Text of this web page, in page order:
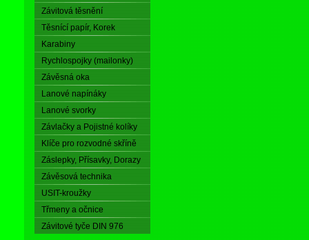
Závitová těsnění
Těsnící papír, Korek
Karabiny
Rychlospojky (mailonky)
Závěsná oka
Lanové napínáky
Lanové svorky
Závlačky a Pojistné kolíky
Klíče pro rozvodné skříně
Záslepky, Přísavky, Dorazy
Závěsová technika
USIT-kroužky
Třmeny a očnice
Závitové tyče DIN 976